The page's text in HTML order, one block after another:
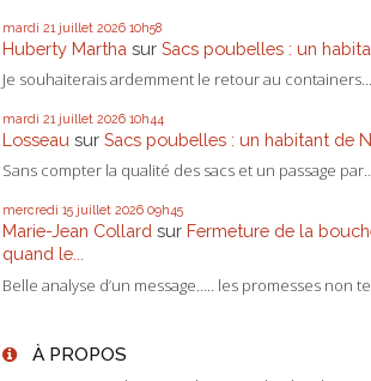
mardi 21 juillet 2026 10h58
Huberty Martha sur Sacs poubelles : un
Je souhaiterais ardemment le retour au containers...
mardi 21 juillet 2026 10h44
Losseau sur Sacs poubelles : un habitant de
Sans compter la qualité des sacs et un passage
mercredi 15 juillet 2026 09h45
Marie-Jean Collard sur Fermeture de la
quand le...
Belle analyse d’un message….. les promesses non
À PROPOS